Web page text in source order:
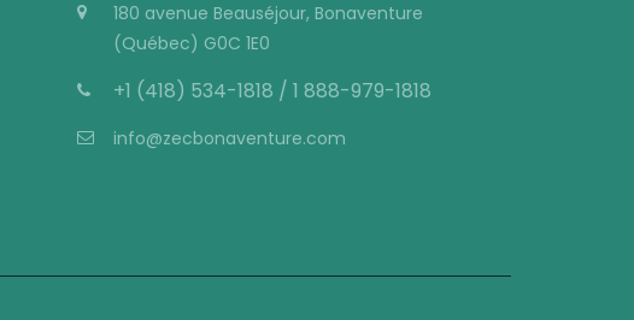
180 avenue Beauséjour, Bonaventure
(Québec) G0C 1E0
+1 (418) 534-1818 / 1 888-979-1818
info@zecbonaventure.com